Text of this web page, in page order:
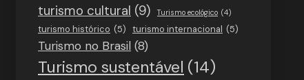
turismo cultural (9) Turismo ecológico (4)
turismo histórico (5) turismo internacional (5)
Turismo no Brasil (8)
Turismo sustentável (14)